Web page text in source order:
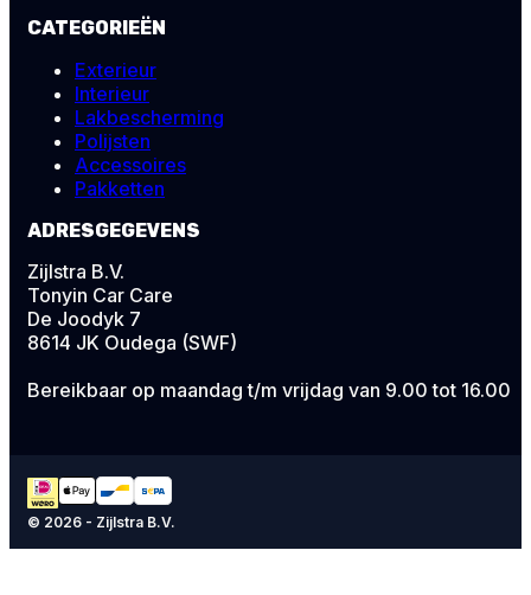
CATEGORIEËN
Exterieur
Interieur
Lakbescherming
Polijsten
Accessoires
Pakketten
ADRESGEGEVENS
Zijlstra B.V.
Tonyin Car Care
De Joodyk 7
8614 JK Oudega (SWF)
Bereikbaar op maandag t/m vrijdag van 9.00 tot 16.00
© 2026 - Zijlstra B.V.